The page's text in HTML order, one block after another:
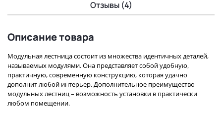
Отзывы (4)
Описание товара
Модульная лестница состоит из множества идентичных деталей,
называемых модулями. Она представляет собой удобную,
практичную, современную конструкцию, которая удачно
дополнит любой интерьер. Дополнительное преимущество
модульных лестниц – возможность установки в практически
любом помещении.